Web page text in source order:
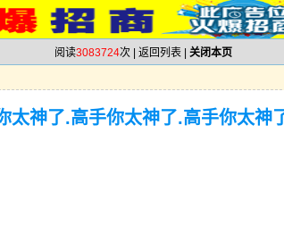
阅读3083724次 | 返回列表 关闭本页
太神了.高手你太神了.高手你太神